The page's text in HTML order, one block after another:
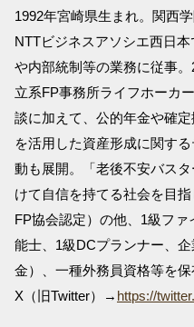
1992年宮崎県生まれ。関西
NTTビジネスアソシエ西日
や内部統制等の業務に従事
立系FP事務所ライフホーカ
談に加えて、公的年金や確定
を活用した資産形成に関す
動も展開。「老後不安バス
けて自信を持てる社会を目
FP協会認定）の他、1級フ
能士、1級DCプランナー、
金）、一種外務員資格等を保
X（旧Twitter）→ https://